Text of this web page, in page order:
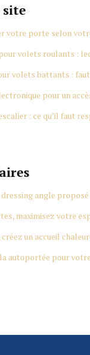
votre porte selon
volets roulants :
volets battants :
pour un
: ce qu’il faut
angle
maximisez votre
un accueil
autoportée pour